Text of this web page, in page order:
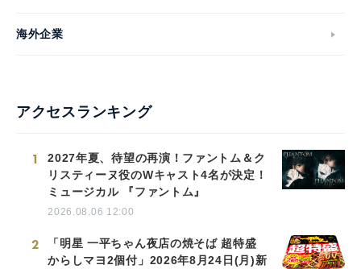
海外企業
アクセスランキング
1
2027年夏、待望の再演！ファントム＆ク
リスティーヌ役のWキャスト4名が決定！
ミュージカル 『ファントム』
2026.08.06 12:00
2
「明星 一平ちゃん夜店の焼そば 超特盛
からしマヨ2個付」2026年8月24日(月)新